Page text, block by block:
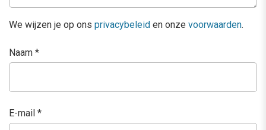
We wijzen je op ons privacybeleid en onze voorwaarden.
Naam *
E-mail *